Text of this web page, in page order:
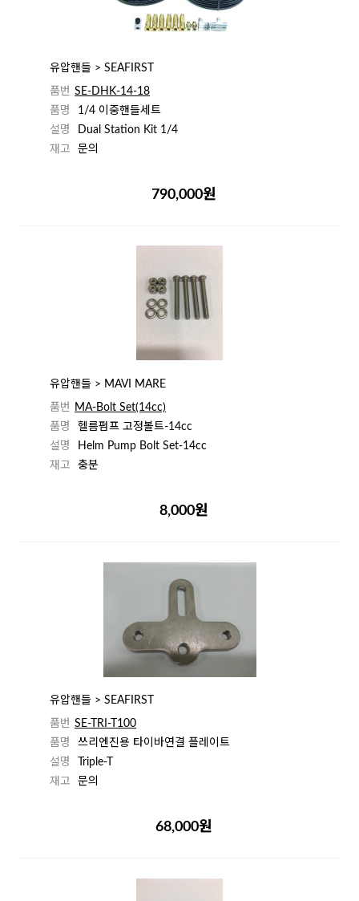
유압핸들 > SEAFIRST
품번 SE-DHK-14-18
품명
1/4 이중핸들세트
설명
Dual Station Kit 1/4
재고
문의
790,000원
유압핸들 > MAVI MARE
품번
MA-Bolt Set(14cc)
품명
헬름펌프 고정볼트-14cc
설명
Helm Pump Bolt Set-14cc
재고
충분
8,000원
유압핸들 > SEAFIRST
품번 SE-TRI-T100
품명
쓰리엔진용 타이바연결 플레이트
설명
Triple-T
재고
문의
68,000원